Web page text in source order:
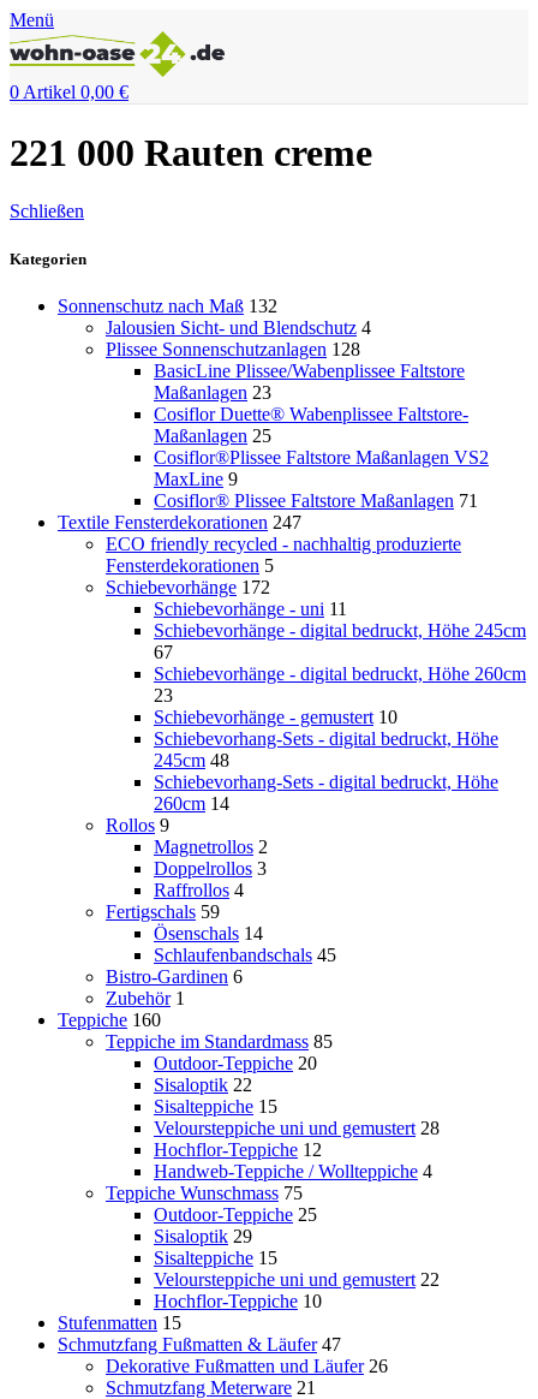
Menü
0Artikel 0,00 €
221 000 Rauten creme
Schließen
Kategorien
Sonnenschutz nach Maß 132
Jalousien Sicht- und Blendschutz 4
Plissee Sonnenschutzanlagen 128
BasicLine Plissee/Wabenplissee Faltstore
Maßanlagen 23
Cosiflor Duette® Wabenplissee Faltstore-
Maßanlagen 25
Cosiflor®Plissee Faltstore Maßanlagen VS2
MaxLine 9
Cosiflor® Plissee Faltstore Maßanlagen 71
Textile Fensterdekorationen 247
ECO friendly recycled - nachhaltig produzierte
Fensterdekorationen 5
Schiebevorhänge 172
Schiebevorhänge - uni 11
Schiebevorhänge - digital bedruckt, Höhe 245cm
67
Schiebevorhänge - digital bedruckt, Höhe 260cm
23
Schiebevorhänge - gemustert 10
Schiebevorhang-Sets - digital bedruckt, Höhe
245cm 48
Schiebevorhang-Sets - digital bedruckt, Höhe
260cm 14
Rollos 9
Magnetrollos 2
Doppelrollos 3
Raffrollos 4
Fertigschals 59
Ösenschals 14
Schlaufenbandschals 45
Bistro-Gardinen 6
Zubehör 1
Teppiche 160
Teppiche im Standardmass 85
Outdoor-Teppiche 20
Sisaloptik 22
Sisalteppiche 15
Veloursteppiche uni und gemustert 28
Hochflor-Teppiche 12
Handweb-Teppiche / Wollteppiche 4
Teppiche Wunschmass 75
Outdoor-Teppiche 25
Sisaloptik 29
Sisalteppiche 15
Veloursteppiche uni und gemustert 22
Hochflor-Teppiche 10
Stufenmatten 15
Schmutzfang Fußmatten & Läufer 47
Dekorative Fußmatten und Läufer 26
Schmutzfang Meterware 21